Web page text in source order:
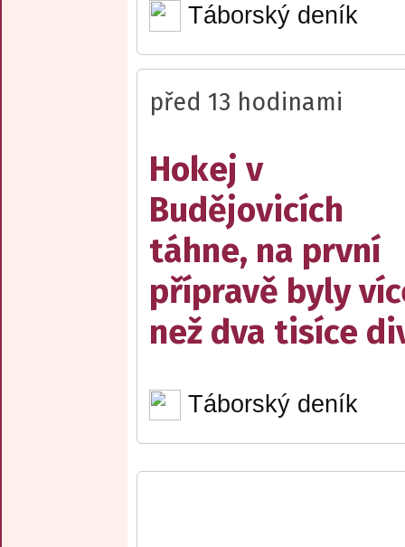
Táborský deník
před 13 hodinami
Hokej v
Budějovicích
táhne, na první
přípravě byly
než dva tisíce
Táborský deník